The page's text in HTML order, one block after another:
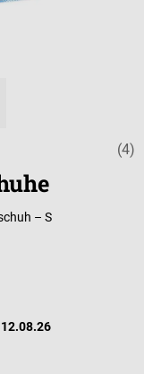
(4)
– S
12.08.26